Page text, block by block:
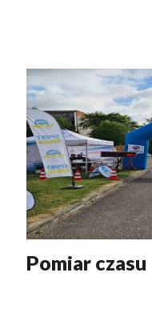
Pomiar czasu